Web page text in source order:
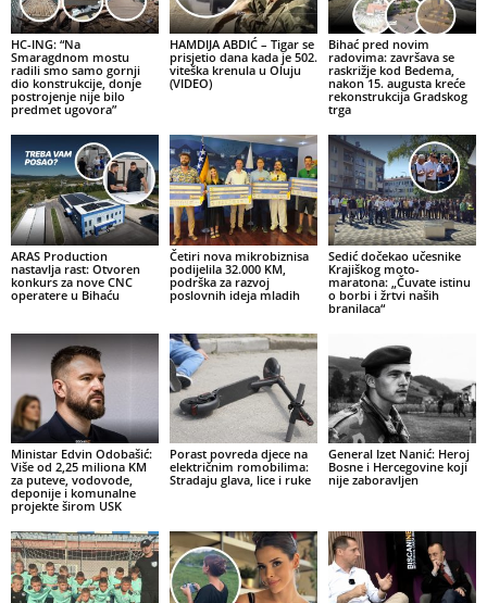
HC-ING: “Na
Smaragdnom mostu
radili smo samo gornji
dio konstrukcije, donje
postrojenje nije bilo
predmet ugovora”
HAMDIJA ABDIĆ – Tigar se
prisjetio dana kada je 502.
viteška krenula u Oluju
(VIDEO)
Bihać pred novim
radovima: završava se
raskrižje kod Bedema,
nakon 15. augusta kreće
rekonstrukcija Gradskog
trga
ARAS Production
nastavlja rast: Otvoren
konkurs za nove CNC
operatere u Bihaću
Četiri nova mikrobiznisa
podijelila 32.000 KM,
podrška za razvoj
poslovnih ideja mladih
Sedić dočekao učesnike
Krajiškog moto-
maratona: „Čuvate istinu
o borbi i žrtvi naših
branilaca“
Ministar Edvin Odobašić:
Više od 2,25 miliona KM
za puteve, vodovode,
deponije i komunalne
projekte širom USK
Porast povreda djece na
električnim romobilima:
Stradaju glava, lice i ruke
General Izet Nanić: Heroj
Bosne i Hercegovine koji
nije zaboravljen